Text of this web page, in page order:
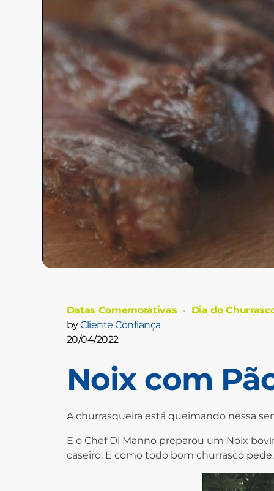
Noix com
20/04/2022
byCliente Confiança
Datas Comemorativas Dia do
A churrasqueira está queimando nessa
E o Chef Di Manno preparou um Noix
caseiro. E como todo bom churrasco